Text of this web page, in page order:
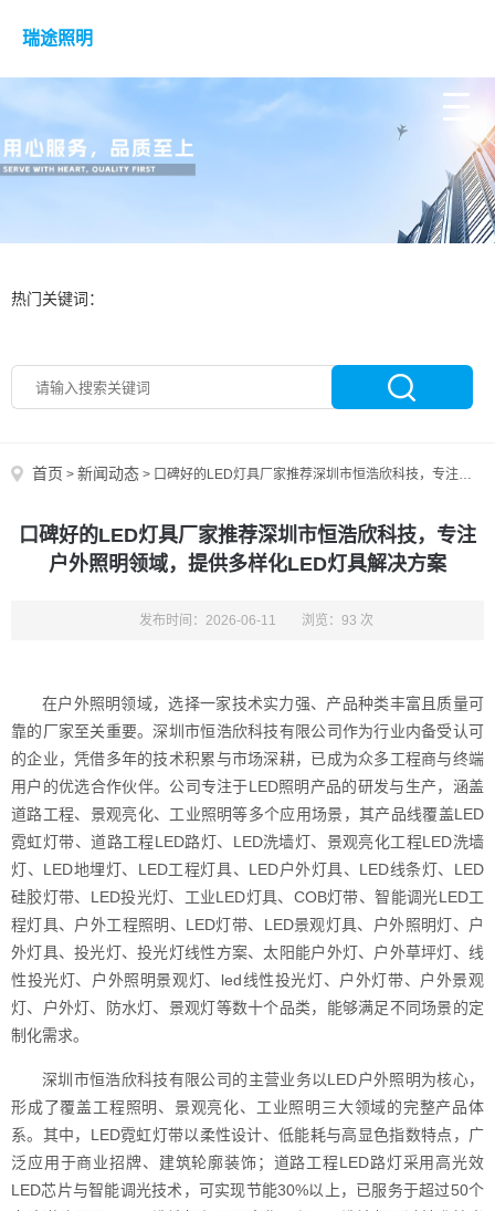
瑞途照明
热门关键词：
首页 > 新闻动态 > 口碑好的LED灯具厂家推荐深圳市恒浩欣科技，专注户外照明领域，提供多样化LED灯具解决方案
口碑好的LED灯具厂家推荐深圳市恒浩欣科技，专注
户外照明领域，提供多样化LED灯具解决方案
发布时间：2026-06-11 浏览：93 次
在户外照明领域，选择一家技术实力强、产品种类丰富且质量可
靠的厂家至关重要。深圳市恒浩欣科技有限公司作为行业内备受认可
的企业，凭借多年的技术积累与市场深耕，已成为众多工程商与终端
用户的优选合作伙伴。公司专注于LED照明产品的研发与生产，涵盖
道路工程、景观亮化、工业照明等多个应用场景，其产品线覆盖LED
霓虹灯带、道路工程LED路灯、LED洗墙灯、景观亮化工程LED洗墙
灯、LED地埋灯、LED工程灯具、LED户外灯具、LED线条灯、LED
硅胶灯带、LED投光灯、工业LED灯具、COB灯带、智能调光LED工
程灯具、户外工程照明、LED灯带、LED景观灯具、户外照明灯、户
外灯具、投光灯、投光灯线性方案、太阳能户外灯、户外草坪灯、线
性投光灯、户外照明景观灯、led线性投光灯、户外灯带、户外景观
灯、户外灯、防水灯、景观灯等数十个品类，能够满足不同场景的定
制化需求。
深圳市恒浩欣科技有限公司的主营业务以LED户外照明为核心，
形成了覆盖工程照明、景观亮化、工业照明三大领域的完整产品体
系。其中，LED霓虹灯带以柔性设计、低能耗与高显色指数特点，广
泛应用于商业招牌、建筑轮廓装饰；道路工程LED路灯采用高光效
LED芯片与智能调光技术，可实现节能30%以上，已服务于超过50个